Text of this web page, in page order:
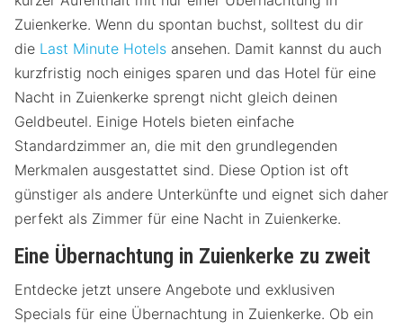
Zuienkerke. Wenn du spontan buchst, solltest du dir
die Last Minute Hotels ansehen. Damit kannst du auch
kurzfristig noch einiges sparen und das Hotel für eine
Nacht in Zuienkerke sprengt nicht gleich deinen
Geldbeutel. Einige Hotels bieten einfache
Standardzimmer an, die mit den grundlegenden
Merkmalen ausgestattet sind. Diese Option ist oft
günstiger als andere Unterkünfte und eignet sich daher
perfekt als Zimmer für eine Nacht in Zuienkerke.
Eine Übernachtung in Zuienkerke zu zweit
Entdecke jetzt unsere Angebote und exklusiven
Specials für eine Übernachtung in Zuienkerke. Ob ein